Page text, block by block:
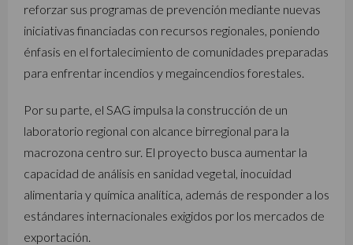
reforzar sus programas de prevención mediante nuevas
iniciativas financiadas con recursos regionales, poniendo
énfasis en el fortalecimiento de comunidades preparadas
para enfrentar incendios y megaincendios forestales.
Por su parte, el SAG impulsa la construcción de un
laboratorio regional con alcance birregional para la
macrozona centro sur. El proyecto busca aumentar la
capacidad de análisis en sanidad vegetal, inocuidad
alimentaria y química analítica, además de responder a los
estándares internacionales exigidos por los mercados de
exportación.